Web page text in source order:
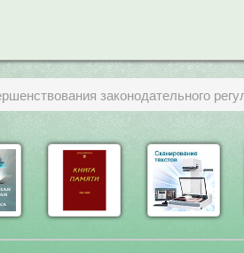
законодательного